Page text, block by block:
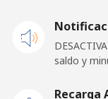
saldo y
Recarga